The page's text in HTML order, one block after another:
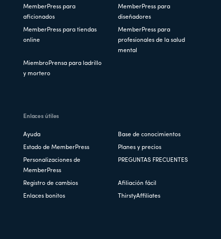
MemberPress para
aficionados
MemberPress para
diseñadores
MemberPress para tiendas
online
MemberPress para
profesionales de la salud
mental
MiembroPrensa para ladrillo
y mortero
Enlaces útiles
Ayuda Base de conocimientos
Estado de MemberPress Planes y precios
Personalizaciones de
MemberPress
PREGUNTAS FRECUENTES
Registro de cambios Afiliación fácil
Enlaces bonitos ThirstyAffiliates